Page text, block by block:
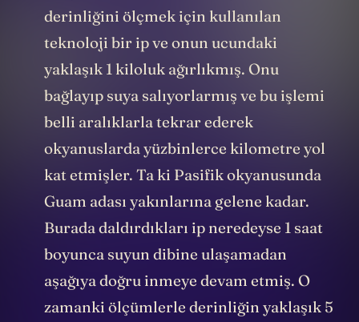
derinliğini ölçmek için kullanılan
teknoloji bir ip ve onun ucundaki
yaklaşık 1 kiloluk ağırlıkmış. Onu
bağlayıp suya salıyorlarmış ve bu işlemi
belli aralıklarla tekrar ederek
okyanuslarda yüzbinlerce kilometre yol
kat etmişler. Ta ki Pasifik okyanusunda
Guam adası yakınlarına gelene kadar.
Burada daldırdıkları ip neredeyse 1 saat
boyunca suyun dibine ulaşamadan
aşağıya doğru inmeye devam etmiş. O
zamanki ölçümlerle derinliğin yaklaşık 5